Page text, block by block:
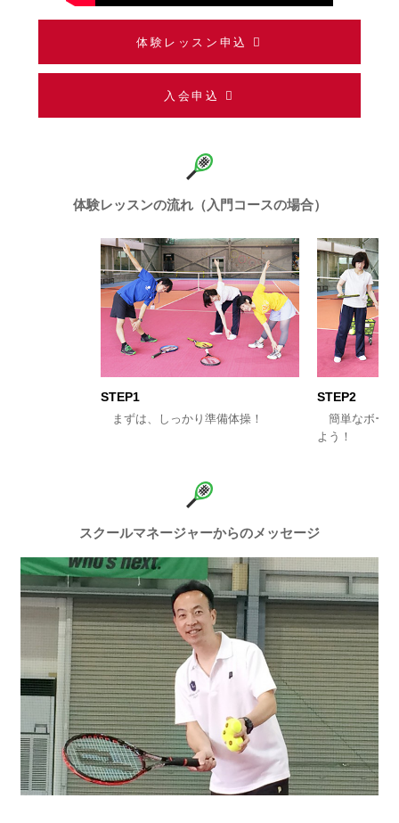
体験レッスン申込
入会申込
体験レッスンの流れ（入門コースの場合）
STEP1
まずは、しっかり準備体操！
STEP2
簡単なボール
よう！
スクールマネージャーからのメッセージ